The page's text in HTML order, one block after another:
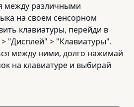
между различными
на своем сенсорном
клавиатуры, перейди в
"Дисплей" > "Клавиатуры".
между ними, долго нажимай
на клавиатуре и выбирай